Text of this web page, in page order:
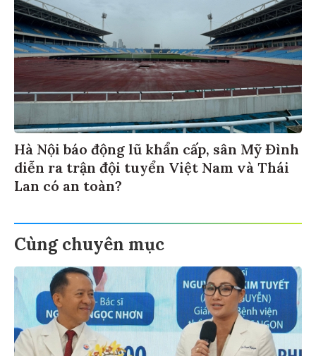
Hà Nội báo động lũ khẩn cấp, sân Mỹ Đình
diễn ra trận đội tuyển Việt Nam và Thái
Lan có an toàn?
Cùng chuyên mục